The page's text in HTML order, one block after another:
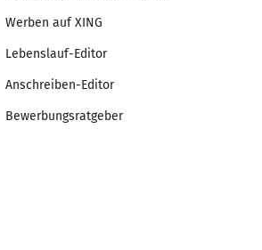
Werben auf XING
Lebenslauf-Editor
Anschreiben-Editor
Bewerbungsratgeber